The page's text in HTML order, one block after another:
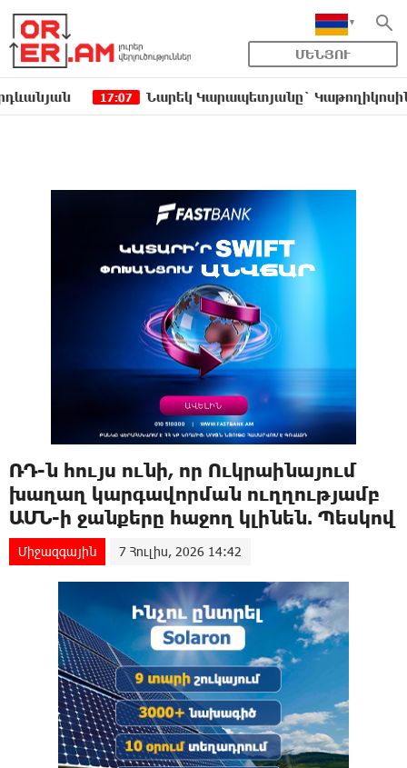
ՄԵՆՅՈՒ
17:07 Նարեկ Կարապետյանը` Կաթողիկոսին
ՌԴ-ն հույս ունի, որ Ուկրաինայում
խաղաղ կարգավորման ուղղությամբ
ԱՄՆ-ի ջանքերը հաջող կլինեն. Պեսկով
Միջազգային 7 Հուլիս, 2026 14:42